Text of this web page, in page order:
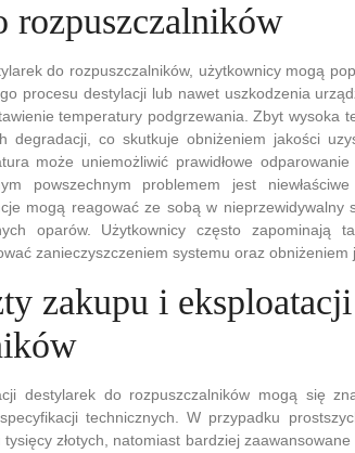
rozpuszczalników
do rozpuszczalników, użytkownicy mogą
procesu destylacji lub nawet uszkodzenia
temperatury podgrzewania. Zbyt wysoka
degradacji, co skutkuje obniżeniem jakości
może uniemożliwić prawidłowe
powszechnym problemem jest
mogą reagować ze sobą w nieprzewidywalny
oparów. Użytkownicy często zapominają
zanieczyszczeniem systemu oraz obniżeniem
zakupu i
destylarek do rozpuszczalników mogą się
technicznych. W przypadku
złotych, natomiast bardziej